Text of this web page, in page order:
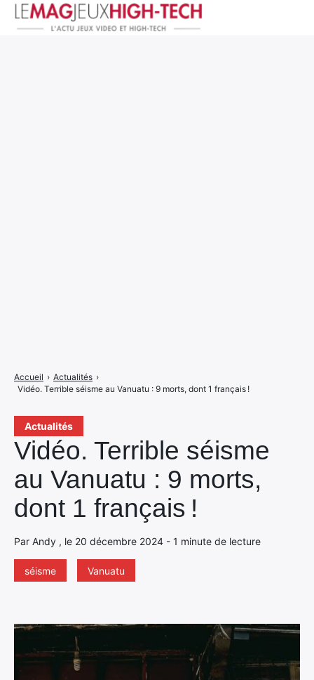
Actualités
Vidéo. Terrible séisme
au Vanuatu : 9 morts,
dont 1 français !
Par Andy , le 20 décembre 2024 - 1 minute de lecture
séisme Vanuatu
Accueil › Actualités ›
Vidéo. Terrible séisme au Vanuatu : 9 morts, dont 1 français !